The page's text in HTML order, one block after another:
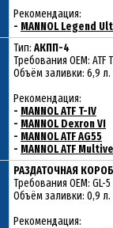
Рекомендация:
- MANNOL Legend
Тип: АКПП-4
Требования OEM: ATF
Объём заливки: 6,9 л.
Рекомендация:
- MANNOL ATF T-IV
- MANNOL Dexron VI
- MANNOL ATF AG55
- MANNOL ATF
РАЗДАТОЧНАЯ
Требования ОЕМ: GL-5
Объём заливки: 0,9 л.
Рекомендация: